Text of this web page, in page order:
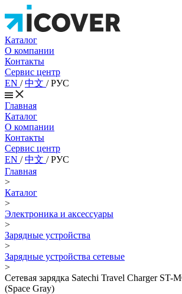
Каталог
О компании
Контакты
Сервис центр
EN /中文 /РУС
Главная
Каталог
О компании
Контакты
Сервис центр
EN /中文 /РУС
Главная
>
Каталог
>
Электроника и аксессуары
>
Зарядные устройства
>
Зарядные устройства сетевые
>
Сетевая зарядка Satechi Travel Charger
(Space Gray)